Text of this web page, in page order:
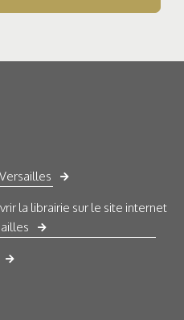
la librairie sur le site internet